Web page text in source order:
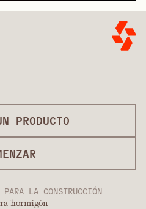
LA CONSTRUCCIÓN
hormigón
PRODUCTO